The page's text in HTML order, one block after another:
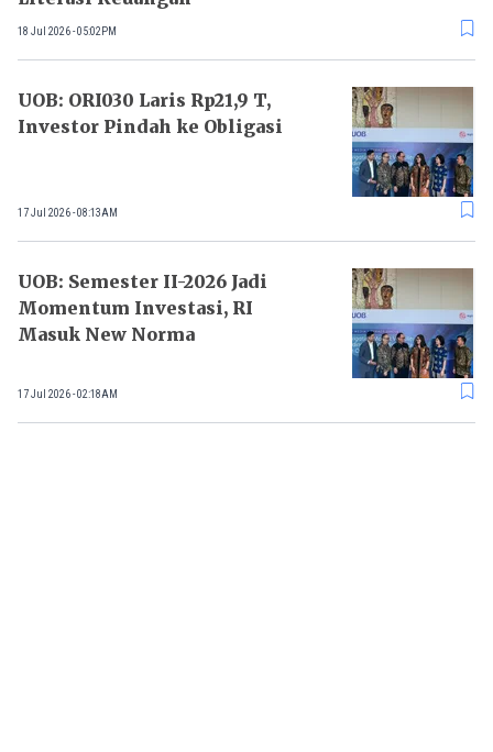
18 Jul 2026 - 05:02PM
UOB: ORI030 Laris Rp21,9 T,
Investor Pindah ke Obligasi
17 Jul 2026 - 08:13AM
UOB: Semester II-2026 Jadi
Momentum Investasi, RI
Masuk New Norma
17 Jul 2026 - 02:18AM